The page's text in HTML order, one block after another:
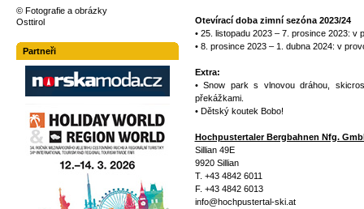
Otevírací doba zimní sezóna 2023/24
• 25. listopadu 2023 – 7. prosince 2023: v
• 8. prosince 2023 – 1. dubna 2024: v
Extra:
• Snow park s vlnovou dráhou,
překážkami.
• Dětský koutek Bobo!
Hochpustertaler Bergbahnen Nfg.
Sillian 49E
9920 Sillian
T. +43 4842 6011
F. +43 4842 6013
info@hochpustertal-ski.at
© Fotografie a obrázky
Osttirol
Partneři